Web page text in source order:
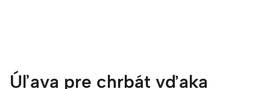
Úľava pre chrbát vďaka